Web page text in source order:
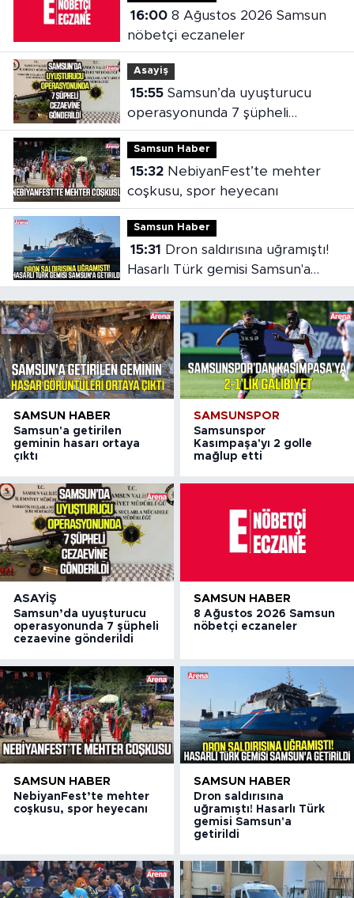
16:008 Ağustos 2026 Samsun
nöbetçi eczaneler
Asayiş
15:55Samsun’da uyuşturucu
operasyonunda 7 şüpheli
cezaevine gönderildi
Samsun Haber
15:32NebiyanFest’te mehter
coşkusu, spor heyecanı
Samsun Haber
15:31
Hasarlı Türk gemisi Samsun'a
getirildi
SAMSUN HABER
Samsun'a getirilen
geminin hasarı ortaya
çıktı
SAMSUNSPOR
Samsunspor
Kasımpaşa'yı 2 golle
mağlup etti
ASAYIŞ
Samsun’da uyuşturucu
operasyonunda 7 şüpheli
cezaevine gönderildi
SAMSUN HABER
8 Ağustos 2026 Samsun
nöbetçi eczaneler
SAMSUN HABER
NebiyanFest’te mehter
coşkusu, spor heyecanı
SAMSUN HABER
Dron saldırısına
uğramıştı! Hasarlı Türk
gemisi Samsun'a
getirildi